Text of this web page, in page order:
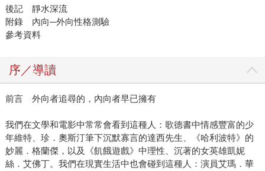
後記 靜水深流
附錄 內向─外向性格測驗
參考資料
序／導讀
前言 外向者追尋的，內向者早已擁有
我們在文學和電影中常常會看到這種人：歌德書中情感豐富的少
年維特、珍．奧斯汀筆下沉默寡言的達西先生、《哈利波特》的
妙麗．格蘭傑，以及《飢餓遊戲》中理性、沉著的女英雄凱妮
絲．艾佛丁。我們在現實生活中也會碰到這種人：演員艾瑪．華